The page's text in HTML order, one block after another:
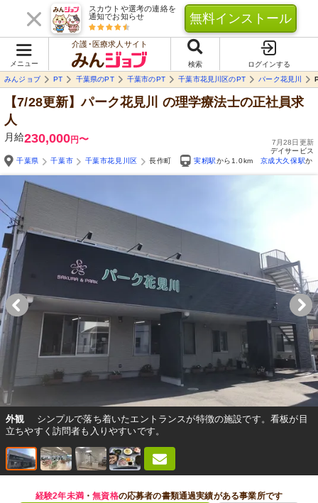
スカウトや選考の連絡を
通知でお知らせ
無料インストール
メニュー
介護･医療求人サイト
検索
ログインする
みんジョブ
PT 千葉県のPT 千葉市のPT 千葉市花見川区のPT パーク花見川
【7/28更新】パーク花見川
の理学療法士の正社員求
人
月給230,000円〜
7月28日更新
デイサービス
千葉県
千葉市 千葉市花見川区 長作町 実籾駅から1.0km 京成大久保駅か
外観
シンプルで落ち着いたエントランスが特徴の施設です。看板が目
立ちやすく訪問者も入りやすいです。
経験2年未満・無資格の応募者の書類通過実績がある事業所です